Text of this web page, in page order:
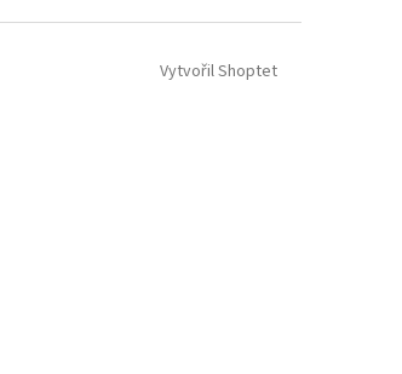
Vytvořil Shoptet